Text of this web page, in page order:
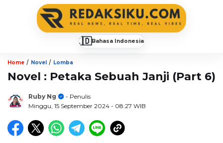
🇮🇩Bahasa Indonesia
Home / Novel / Lomba
Novel : Petaka Sebuah Janji (Part 6)
Ruby Ng
- Penulis
Minggu, 15 September 2024 - 08:27 WIB